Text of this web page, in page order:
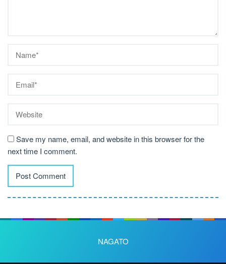
Save my name, email, and website in this browser for the
next time I comment.
NAGATO